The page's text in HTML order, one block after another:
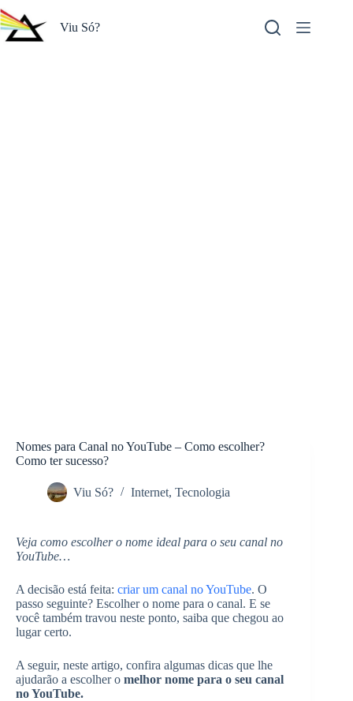
Pular
para
o
Viu Só?
Nomes para Canal no YouTube – Como escolher?
Como ter sucesso?
Viu Só? Internet, Tecnologia
Veja como escolher o nome ideal para o seu canal no
YouTube…
A decisão está feita: criar um canal no YouTube. O
passo seguinte? Escolher o nome para o canal. E se
você também travou neste ponto, saiba que chegou ao
lugar certo.
A seguir, neste artigo, confira algumas dicas que lhe
ajudarão a escolher o melhor nome para o seu canal
no YouTube.